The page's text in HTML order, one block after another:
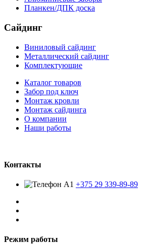
Планкен/ДПК доска
Сайдинг
Виниловый сайдинг
Металлический сайдинг
Комплектующие
Каталог товаров
Забор под ключ
Монтаж кровли
Монтаж сайдинга
О компании
Наши работы
Контакты
+375 29 339-89-89
Режим работы